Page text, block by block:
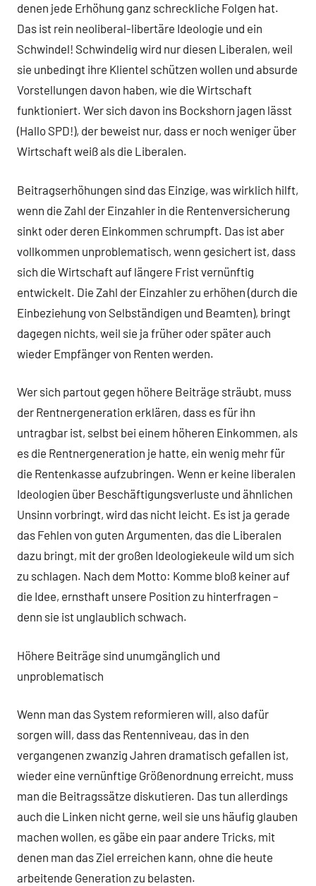
denen jede Erhöhung ganz schreckliche Folgen hat.
Das ist rein neoliberal-libertäre Ideologie und ein
Schwindel! Schwindelig wird nur diesen Liberalen, weil
sie unbedingt ihre Klientel schützen wollen und absurde
Vorstellungen davon haben, wie die Wirtschaft
funktioniert. Wer sich davon ins Bockshorn jagen lässt
(Hallo SPD!), der beweist nur, dass er noch weniger über
Wirtschaft weiß als die Liberalen.
Beitragserhöhungen sind das Einzige, was wirklich hilft,
wenn die Zahl der Einzahler in die Rentenversicherung
sinkt oder deren Einkommen schrumpft. Das ist aber
vollkommen unproblematisch, wenn gesichert ist, dass
sich die Wirtschaft auf längere Frist vernünftig
entwickelt. Die Zahl der Einzahler zu erhöhen (durch die
Einbeziehung von Selbständigen und Beamten), bringt
dagegen nichts, weil sie ja früher oder später auch
wieder Empfänger von Renten werden.
Wer sich partout gegen höhere Beiträge sträubt, muss
der Rentnergeneration erklären, dass es für ihn
untragbar ist, selbst bei einem höheren Einkommen, als
es die Rentnergeneration je hatte, ein wenig mehr für
die Rentenkasse aufzubringen. Wenn er keine liberalen
Ideologien über Beschäftigungsverluste und ähnlichen
Unsinn vorbringt, wird das nicht leicht. Es ist ja gerade
das Fehlen von guten Argumenten, das die Liberalen
dazu bringt, mit der großen Ideologiekeule wild um sich
zu schlagen. Nach dem Motto: Komme bloß keiner auf
die Idee, ernsthaft unsere Position zu hinterfragen –
denn sie ist unglaublich schwach.
Höhere Beiträge sind unumgänglich und
unproblematisch
Wenn man das System reformieren will, also dafür
sorgen will, dass das Rentenniveau, das in den
vergangenen zwanzig Jahren dramatisch gefallen ist,
wieder eine vernünftige Größenordnung erreicht, muss
man die Beitragssätze diskutieren. Das tun allerdings
auch die Linken nicht gerne, weil sie uns häufig glauben
machen wollen, es gäbe ein paar andere Tricks, mit
denen man das Ziel erreichen kann, ohne die heute
arbeitende Generation zu belasten.